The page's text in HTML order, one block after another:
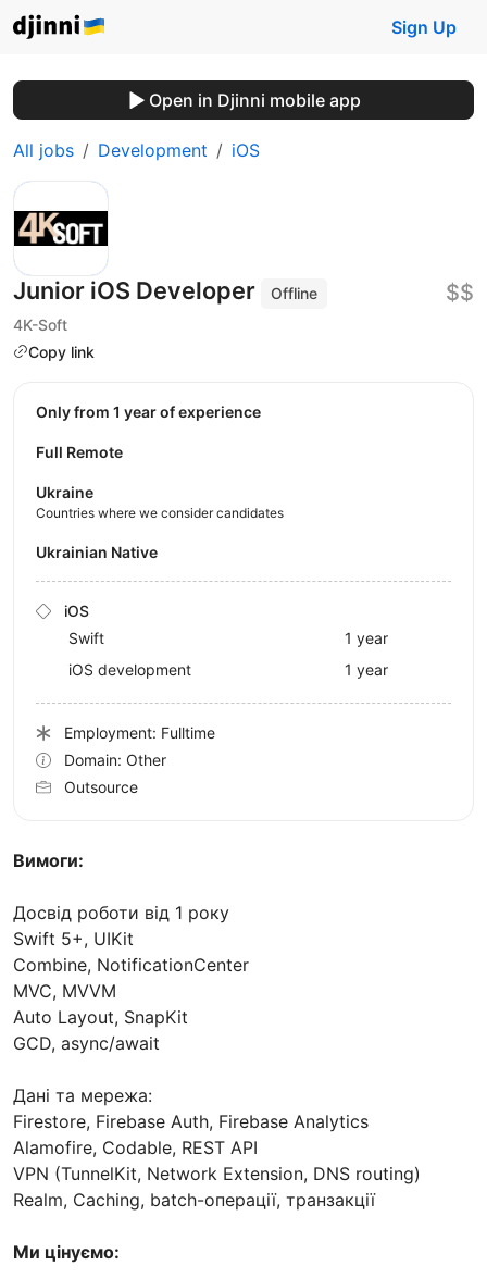
Sign Up
Open in Djinni mobile app
All jobs Development iOS
Junior iOS Developer
Offline
4K-Soft
Copy link
$$
Вимоги:
Досвід роботи від 1 року
Swift 5+, UIKit
Combine, NotificationCenter
MVC, MVVM
Auto Layout, SnapKit
GCD, async/await
Дані та мережа:
Firestore, Firebase Auth, Firebase Analytics
Alamofire, Codable, REST API
VPN (TunnelKit, Network Extension, DNS routing)
Realm, Caching, batch-операції, транзакції
Ми цінуємо:
Only from 1 year of experience
Full Remote
Ukraine
Countries where we consider candidates
Ukrainian Native
iOS
Swift
1 year
iOS development
1 year
Employment: Fulltime
Domain: Other
Outsource